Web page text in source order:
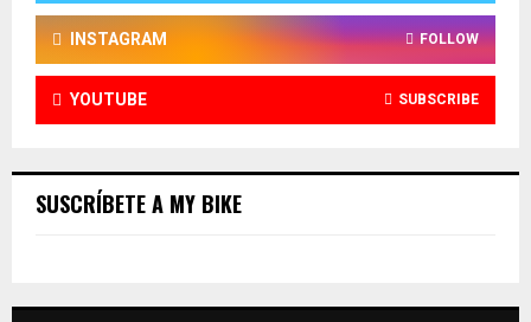
INSTAGRAM FOLLOW
YOUTUBE SUBSCRIBE
SUSCRÍBETE A MY BIKE